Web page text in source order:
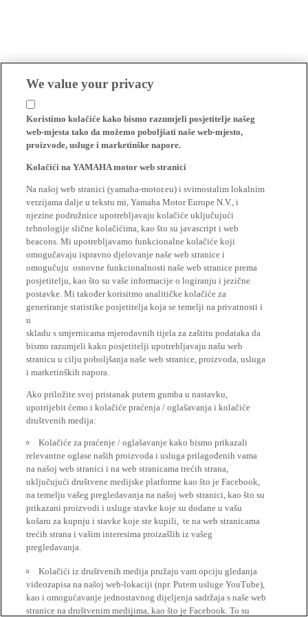
We value your privacy
Koristimo kolačiće kako bismo razumjeli posjetitelje našeg
web-mjesta tako da možemo poboljšati naše web-mjesto,
proizvode, usluge i marketinške napore.
Kolačići na YAMAHA motor web stranici
Na našoj web stranici (yamaha-motor.eu) i svimostalim lokalnim
verzijama dalje u tekstu mi, Yamaha Motor Europe N.V., i
njezine podružnice upotrebljavaju kolačiće uključujući
tehnologije slične kolačićima, kao što su javascript i web
beacons. Mi upotrebljavamo funkcionalne kolačiće koji
omogučavaju ispravno djelovanje naše web stranice i
omogučuju osnovne funkcionalnosti naše web stranice prema
posjetitelju, kao što su vaše informacije o logiranju i jezične
postavke. Mi također korisitmo analitičke kolačiće za
generiranje statistike posjetitelja koja se temelji na privatnosti i
u
skladu s smjernicama mjerodavnih tijela za zaštitu podataka da
bismo razumjeli kako posjetitelji upotrebljavaju našu web
stranicu u cilju poboljšanja naše web stranice, proizvoda, usluga
i marketinških napora.
Ako priložite svoj pristanak putem gumba u nastavku,
upotrijebit ćemo i kolačiće praćenja / oglašavanja i kolačiće
društvenih medija:
Kolačiće za praćenje / oglašavanje kako bismo prikazali
relevantne oglase naših proizvoda i usluga prilagođenih vama
na našoj web stranici i na web stranicama trećih strana,
uključujući društvene medijske platforme kao što je Facebook,
na temelju vašeg pregledavanja na našoj web stranici, kao što su
prikazani proizvodi i usluge stavke koje su dodane u vašu
košaru za kupnju i stavke koje ste kupili, te na web stranicama
trećih strana i vašim interesima proizašlih iz vašeg
pregledavanja.
Kolačići iz društvenih medija pružaju vam opciju gledanja
videozapisa na našoj web-lokaciji (npr. Putem usluge YouTube),
kao i omogućavanje jednostavnog dijeljenja sadržaja s naše web
stranice na društvenim medijima, kao što je Facebook. To su